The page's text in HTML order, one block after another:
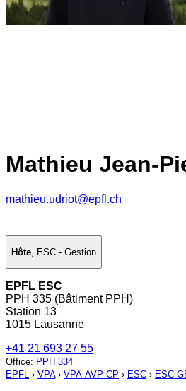
Mathieu Jean-
mathieu.udriot@epfl.ch
Hôte, ESC - Gestion
EPFL ESC
PPH 335 (Bâtiment PPH)
Station 13
1015 Lausanne
+41 21 693 27 55
Office: PPH 334
EPFL › VPA› VPA-AVP-CP › ESC › ESC-